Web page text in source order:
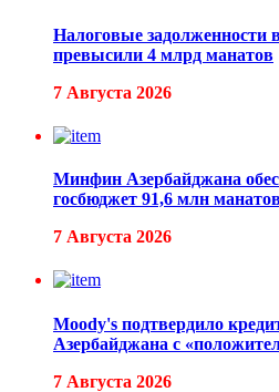
Налоговые задолженности
превысили 4 млрд манатов
7 Августа 2026
Минфин Азербайджана
госбюджет 91,6 млн
7 Августа 2026
Moody's подтвердило
Азербайджана с
7 Августа 2026